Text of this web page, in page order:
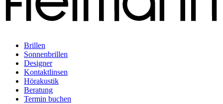
Brillen
Sonnenbrillen
Designer
Kontaktlinsen
Hörakustik
Beratung
Termin buchen